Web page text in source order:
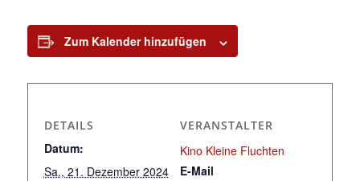
Zum Kalender hinzufügen
DETAILS
Datum:
Sa., 21. Dezember 2024
VERANSTALTER
Kino Kleine Fluchten
E-Mail